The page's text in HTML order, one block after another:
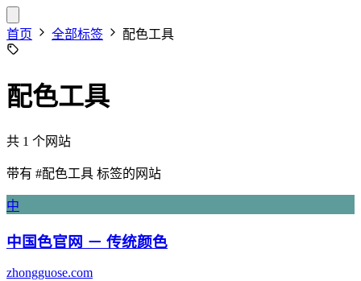
首页 全部标签 配色工具
配色工具
共 1 个网站
带有 #配色工具 标签的网站
中
中国色官网 － 传统颜色
zhongguose.com